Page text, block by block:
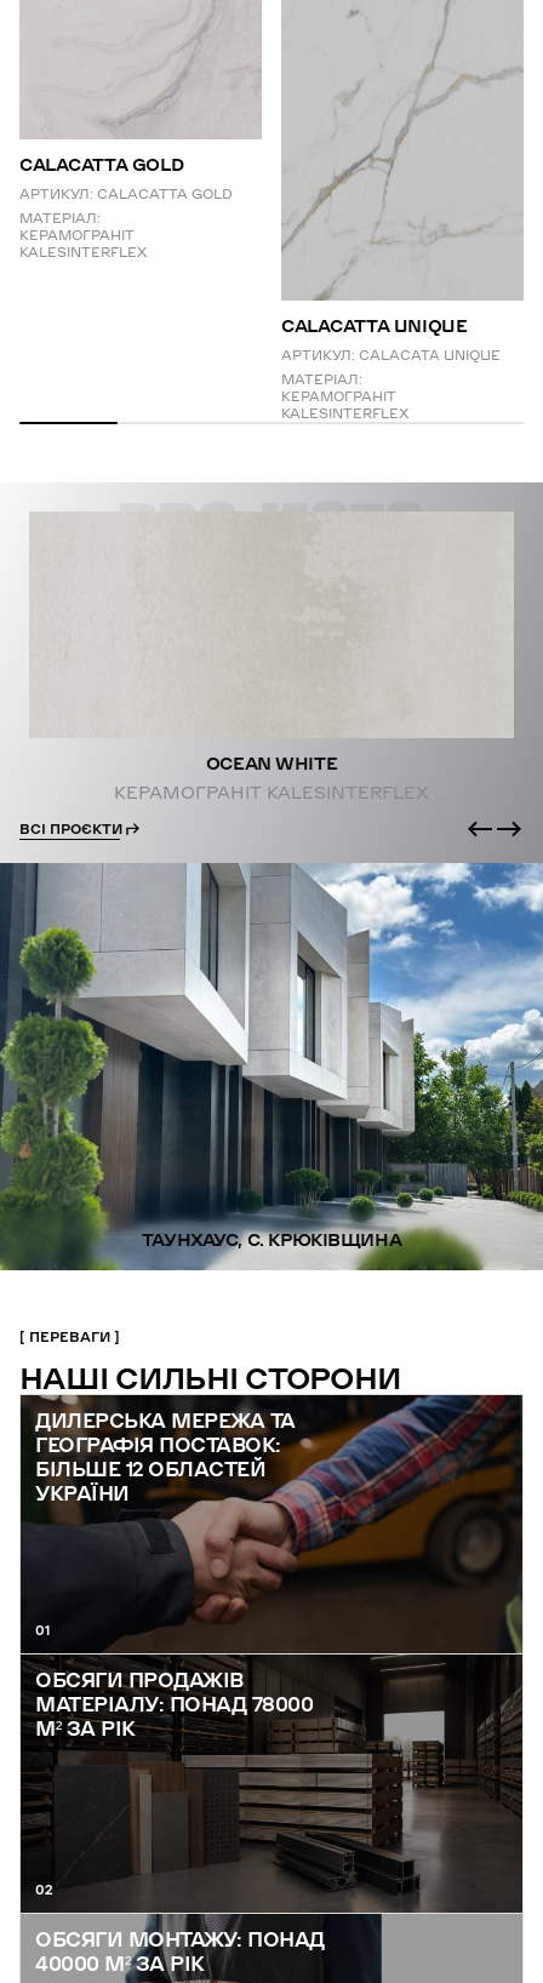
CALACATTA GOLD
АРТИКУЛ: CALACATTA GOLD
МАТЕРІАЛ:
КЕРАМОГРАНІТ
KALESINTERFLEX
СALACATTA UNIQUE
АРТИКУЛ: CALACATA UNIQUE
МАТЕРІАЛ:
КЕРАМОГРАНІТ
KALESINTERFLEX
PROJECTS
OCEAN WHITE
КЕРАМОГРАНІТ KALESINTERFLEX
ВСІ ПРОЄКТИ
ТАУНХАУС, С. КРЮКІВЩИНА
ПЕРЕВАГИ
НАШІ СИЛЬНІ СТОРОНИ
ДИЛЕРСЬКА МЕРЕЖА ТА
ГЕОГРАФІЯ ПОСТАВОК:
БІЛЬШЕ 12 ОБЛАСТЕЙ
УКРАЇНИ
01
ОБСЯГИ ПРОДАЖІВ
МАТЕРІАЛУ: ПОНАД 78000
М² ЗА РІК
02
ОБСЯГИ МОНТАЖУ: ПОНАД
40000 М² ЗА РІК